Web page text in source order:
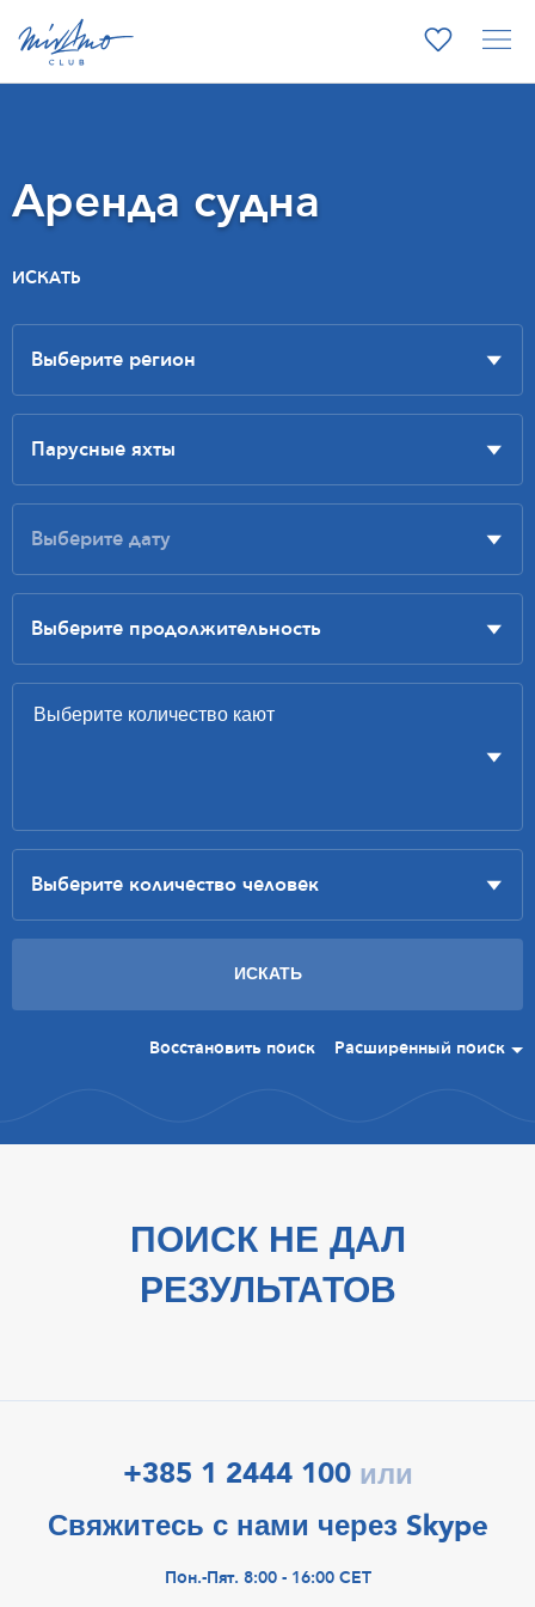
Аренда судна
ИСКАТЬ
Восстановить поиск Расширенный поиск
ПОИСК НЕ ДАЛ
РЕЗУЛЬТАТОВ
+385 1 2444 100 или
Свяжитесь с нами через Skype
Пон.-Пят. 8:00 - 16:00 CET